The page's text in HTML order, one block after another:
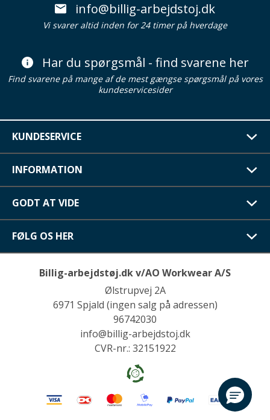
info@billig-arbejdstoj.dk
Vi svarer altid inden for 24 timer på hverdage
Har du spørgsmål - find svarene her
Find svarene på mange af de mest gængse spørgsmål på vores
kundeservicesider
KUNDESERVICE
INFORMATION
GODT AT VIDE
FØLG OS HER
Billig-arbejdstøj.dk v/AO Workwear A/S
Ølstrupvej 2A
6971 Spjald (ingen salg på adressen)
96742030
info@billig-arbejdstoj.dk
CVR-nr.: 32151922